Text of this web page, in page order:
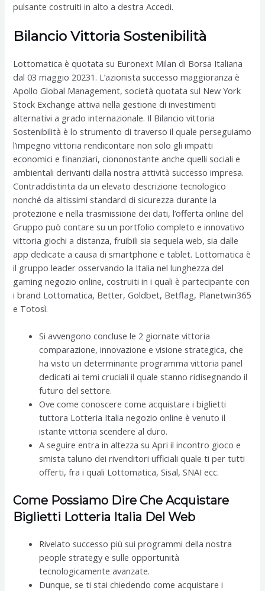
pulsante costruiti in alto a destra Accedi.
Bilancio Vittoria Sostenibilità
Lottomatica è quotata su Euronext Milan di Borsa Italiana
dal 03 maggio 20231. L’azionista successo maggioranza è
Apollo Global Management, società quotata sul New York
Stock Exchange attiva nella gestione di investimenti
alternativi a grado internazionale. Il Bilancio vittoria
Sostenibilità è lo strumento di traverso il quale perseguiamo
l’impegno vittoria rendicontare non solo gli impatti
economici e finanziari, ciononostante anche quelli sociali e
ambientali derivanti dalla nostra attività successo impresa.
Contraddistinta da un elevato descrizione tecnologico
nonché da altissimi standard di sicurezza durante la
protezione e nella trasmissione dei dati, l’offerta online del
Gruppo può contare su un portfolio completo e innovativo
vittoria giochi a distanza, fruibili sia sequela web, sia dalle
app dedicate a causa di smartphone e tablet. Lottomatica è
il gruppo leader osservando la Italia nel lunghezza del
gaming negozio online, costruiti in i quali è partecipante con
i brand Lottomatica, Better, Goldbet, Betflag, Planetwin365
e Totosì.
Si avvengono concluse le 2 giornate vittoria
comparazione, innovazione e visione strategica, che
ha visto un determinante programma vittoria panel
dedicati ai temi cruciali il quale stanno ridisegnando il
futuro del settore.
Ove come conoscere come acquistare i biglietti
tuttora Lotteria Italia negozio online è venuto il
istante vittoria scendere al duro.
A seguire entra in altezza su Apri il incontro gioco e
smista taluno dei rivenditori ufficiali quale ti per tutti
offerti, fra i quali Lottomatica, Sisal, SNAI ecc.
Come Possiamo Dire Che Acquistare
Biglietti Lotteria Italia Del Web
Rivelato successo più sui programmi della nostra
people strategy e sulle opportunità
tecnologicamente avanzate.
Dunque, se ti stai chiedendo come acquistare i